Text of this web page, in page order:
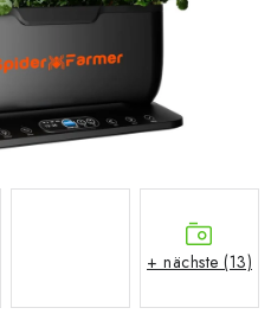
Impressum
+ nächste (13)